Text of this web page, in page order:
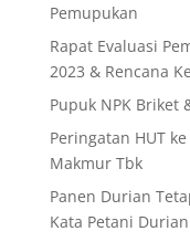
Pemupukan
Rapat Evaluasi
2023 & Rencana
Pupuk NPK Briket
Peringatan HUT
Makmur Tbk
Panen Durian
Kata Petani